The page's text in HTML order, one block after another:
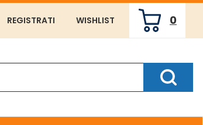
REGISTRATI WISHLIST 0
ARTICOLI
INSERITI
Cerca